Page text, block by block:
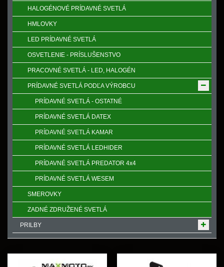
HALOGÉNOVÉ PRÍDAVNÉ SVETLÁ
HMLOVKY
LED PRÍDAVNÉ SVETLÁ
OSVETLENIE - PRÍSLUŠENSTVO
PRACOVNÉ SVETLÁ - LED, HALOGÉN
PRÍDAVNÉ SVETLÁ PODĽA VÝROBCU
PRÍDAVNÉ SVETLÁ - OSTATNÉ
PRÍDAVNÉ SVETLÁ DATEX
PRÍDAVNÉ SVETLÁ KAMAR
PRÍDAVNÉ SVETLÁ LEDHIDER
PRÍDAVNÉ SVETLÁ PREDATOR 4x4
PRÍDAVNÉ SVETLÁ WESEM
SMEROVKY
ZADNÉ ZDRUŽENÉ SVETLÁ
PRILBY